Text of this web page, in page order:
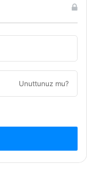
Unuttunuz mu?